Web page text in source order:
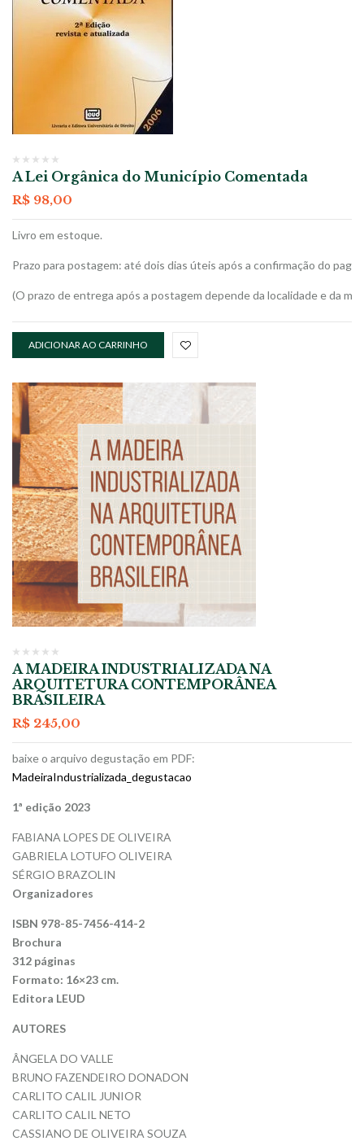
A Lei Orgânica do Município Comentada
R$ 98,00
Livro em estoque.
Prazo para postagem: até dois dias úteis após a confirmação do
(O prazo de entrega após a postagem depende da localidade e da
ADICIONAR AO CARRINHO
A MADEIRA INDUSTRIALIZADA NA
ARQUITETURA CONTEMPORÂNEA
BRASILEIRA
R$ 245,00
baixe o arquivo degustação em PDF:
MadeiraIndustrializada_degustacao
1ª edição 2023
FABIANA LOPES DE OLIVEIRA
GABRIELA LOTUFO OLIVEIRA
SÉRGIO BRAZOLIN
Organizadores
ISBN 978-85-7456-414-2
Brochura
312 páginas
Formato: 16×23 cm.
Editora LEUD
AUTORES
ÂNGELA DO VALLE
BRUNO FAZENDEIRO DONADON
CARLITO CALIL JUNIOR
CARLITO CALIL NETO
CASSIANO DE OLIVEIRA SOUZA